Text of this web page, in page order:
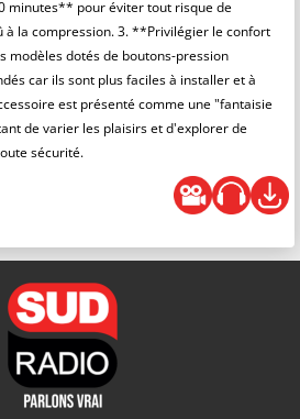
minutes** pour éviter tout risque de
à la compression. 3. **Privilégier le confort
modèles dotés de boutons-pression
car ils sont plus faciles à installer et à
est présenté comme une "fantaisie
de varier les plaisirs et d'explorer de
sécurité.